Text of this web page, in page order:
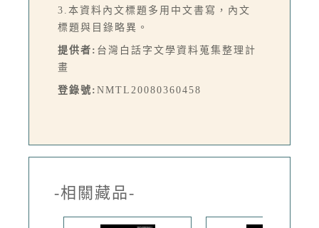
3.本資料內文標題多用中文書寫，內文
標題與目錄略異。
提供者: 台灣白話字文學資料蒐集整理計
畫
登錄號: NMTL20080360458
-相關藏品-